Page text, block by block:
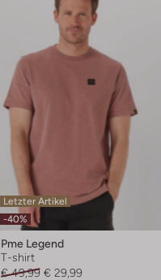
Letzter Artikel
-40%
Pme Legend
T-shirt
€ 49,99 € 29,99